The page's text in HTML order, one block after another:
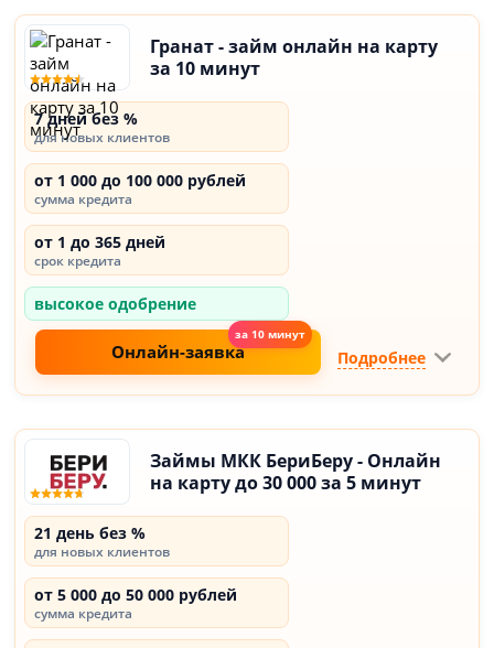
Гранат - займ онлайн на карту
за 10 минут
7 дней без %
для новых клиентов
от 1 000 до 100 000 рублей
сумма кредита
от 1 до 365 дней
срок кредита
высокое одобрение
Онлайн-заявка Подробнее
Займы МКК БериБеру - Онлайн
на карту до 30 000 за 5 минут
21 день без %
для новых клиентов
от 5 000 до 50 000 рублей
сумма кредита